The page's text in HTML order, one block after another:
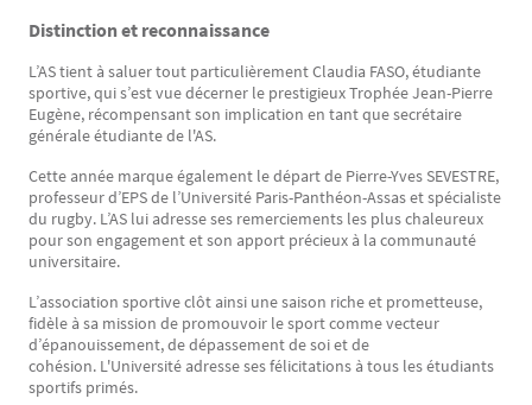
Distinction et reconnaissance
L’AS tient à saluer tout particulièrement Claudia FASO, étudiante
sportive, qui s’est vue décerner le prestigieux Trophée Jean-Pierre
Eugène, récompensant son implication en tant que secrétaire
générale étudiante de l'AS.
Cette année marque également le départ de Pierre-Yves SEVESTRE,
professeur d’EPS de l’Université Paris-Panthéon-Assas et spécialiste
du rugby. L’AS lui adresse ses remerciements les plus chaleureux
pour son engagement et son apport précieux à la communauté
universitaire.
L’association sportive clôt ainsi une saison riche et prometteuse,
fidèle à sa mission de promouvoir le sport comme vecteur
d’épanouissement, de dépassement de soi et de
cohésion. L'Université adresse ses félicitations à tous les étudiants
sportifs primés.